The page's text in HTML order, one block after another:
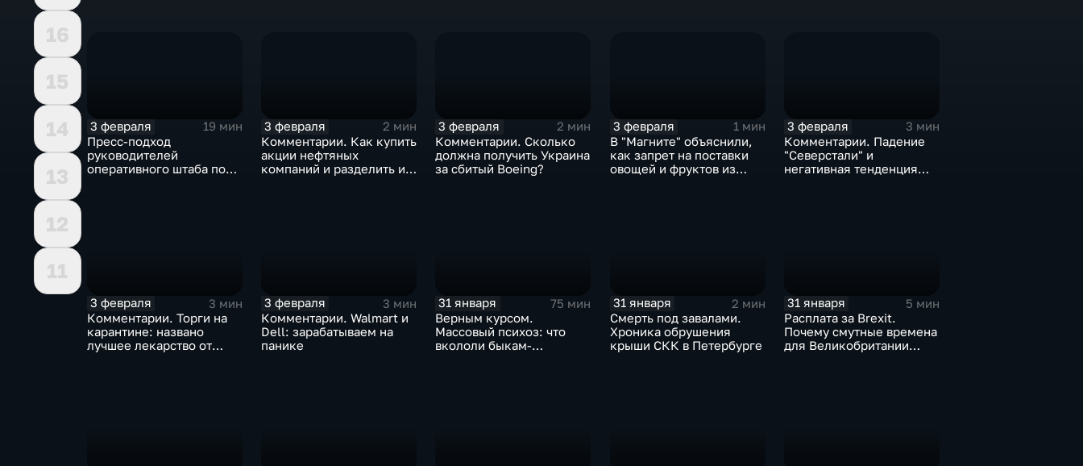
16
15
14
13
12
11
3 февраля
19 мин
Пресс-подход
руководителей
оперативного штаба по
3 февраля
2 мин
Комментарии. Как купить
акции нефтяных
компаний и разделить их
3 февраля
2 мин
Комментарии. Сколько
должна получить Украина
за сбитый Boeing?
3 февраля
1 мин
В "Магните" объяснили,
как запрет на поставки
овощей и фруктов из
3 февраля
3 мин
Комментарии. Падение
"Северстали" и
негативная тенденция
3 февраля
3 мин
Комментарии. Торги на
карантине: названо
лучшее лекарство от
3 февраля
3 мин
Комментарии. Walmart и
Dell: зарабатываем на
панике
31 января
75 мин
Верным курсом.
Массовый психоз: что
вкололи быкам-
31 января
2 мин
Смерть под завалами.
Хроника обрушения
крыши СКК в Петербурге
31 января
5 мин
Расплата за Brexit.
Почему смутные времена
для Великобритании